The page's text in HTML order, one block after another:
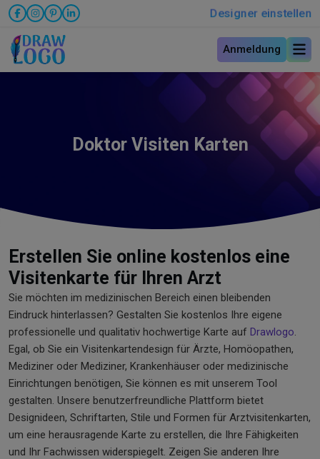
Designer einstellen
Anmeldung
Doktor Visiten Karten
Erstellen Sie online kostenlos eine
Visitenkarte für Ihren Arzt
Sie möchten im medizinischen Bereich einen bleibenden
Eindruck hinterlassen? Gestalten Sie kostenlos Ihre eigene
professionelle und qualitativ hochwertige Karte auf Drawlogo.
Egal, ob Sie ein Visitenkartendesign für Ärzte, Homöopathen,
Mediziner oder Mediziner, Krankenhäuser oder medizinische
Einrichtungen benötigen, Sie können es mit unserem Tool
gestalten. Unsere benutzerfreundliche Plattform bietet
Designideen, Schriftarten, Stile und Formen für Arztvisitenkarten,
um eine herausragende Karte zu erstellen, die Ihre Fähigkeiten
und Ihr Fachwissen widerspiegelt. Zeigen Sie anderen Ihre